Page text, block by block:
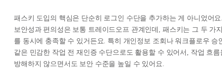
패스키 도입의 핵심은 단순히 로그인 수단을 추가하는 게 아니었어
보안성과 편의성은 보통 트레이드오프 관계인데, 패스키는 그 두 가
를 동시에 충족할 수 있거든요. 특히 개인정보 조회나 워크플로우 승
같은 민감한 작업 전 재인증 수단으로도 활용할 수 있어서, 작업 흐름
방해하지 않으면서도 보안 수준을 높일 수 있어요.